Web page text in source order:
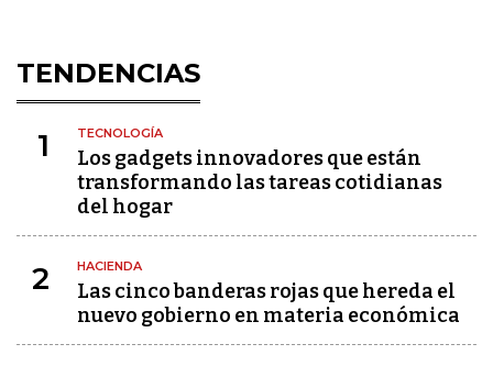
TENDENCIAS
1 TECNOLOGÍA
Los gadgets innovadores que están
transformando las tareas cotidianas
del hogar
2 HACIENDA
Las cinco banderas rojas que hereda el
nuevo gobierno en materia económica